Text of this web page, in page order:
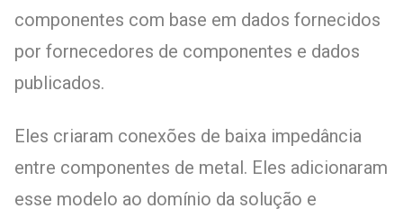
componentes com base em dados fornecidos
por fornecedores de componentes e dados
publicados.
Eles criaram conexões de baixa impedância
entre componentes de metal. Eles adicionaram
esse modelo ao domínio da solução e